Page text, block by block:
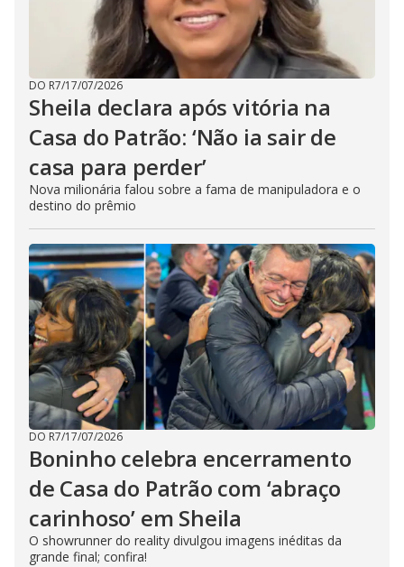
DO R7/17/07/2026
Sheila declara após vitória na
Casa do Patrão: ‘Não ia sair de
casa para perder’
Nova milionária falou sobre a fama de manipuladora e o
destino do prêmio
DO R7/17/07/2026
Boninho celebra encerramento
de Casa do Patrão com ‘abraço
carinhoso’ em Sheila
O showrunner do reality divulgou imagens inéditas da
grande final; confira!